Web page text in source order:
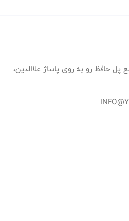
پل حافظ رو به روی پاساژ علاالدین،